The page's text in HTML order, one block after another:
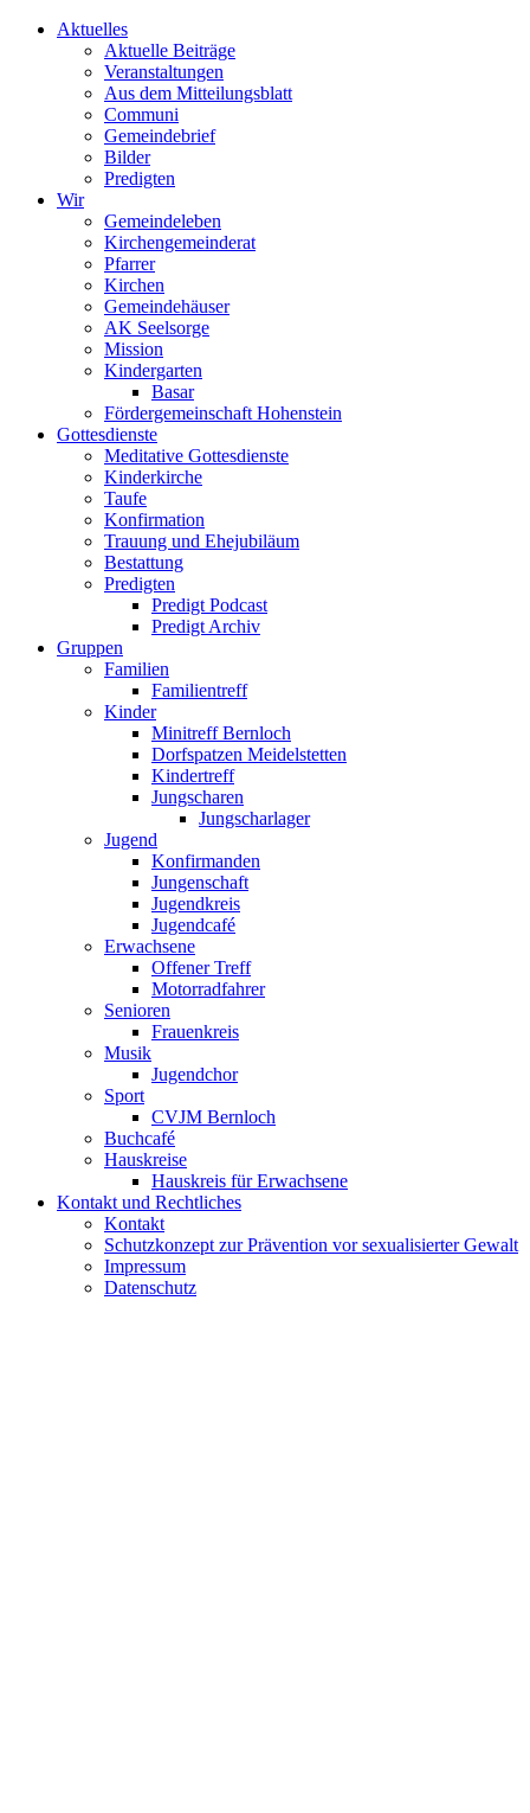
Aktuelles
Aktuelle Beiträge
Veranstaltungen
Aus dem Mitteilungsblatt
Communi
Gemeindebrief
Bilder
Predigten
Wir
Gemeindeleben
Kirchengemeinderat
Pfarrer
Kirchen
Gemeindehäuser
AK Seelsorge
Mission
Kindergarten
Basar
Fördergemeinschaft Hohenstein
Gottesdienste
Meditative Gottesdienste
Kinderkirche
Taufe
Konfirmation
Trauung und Ehejubiläum
Bestattung
Predigten
Predigt Podcast
Predigt Archiv
Gruppen
Familien
Familientreff
Kinder
Minitreff Bernloch
Dorfspatzen Meidelstetten
Kindertreff
Jungscharen
Jungscharlager
Jugend
Konfirmanden
Jungenschaft
Jugendkreis
Jugendcafé
Erwachsene
Offener Treff
Motorradfahrer
Senioren
Frauenkreis
Musik
Jugendchor
Sport
CVJM Bernloch
Buchcafé
Hauskreise
Hauskreis für Erwachsene
Kontakt und Rechtliches
Kontakt
Schutzkonzept zur Prävention vor sexualisierter Gewalt
Impressum
Datenschutz